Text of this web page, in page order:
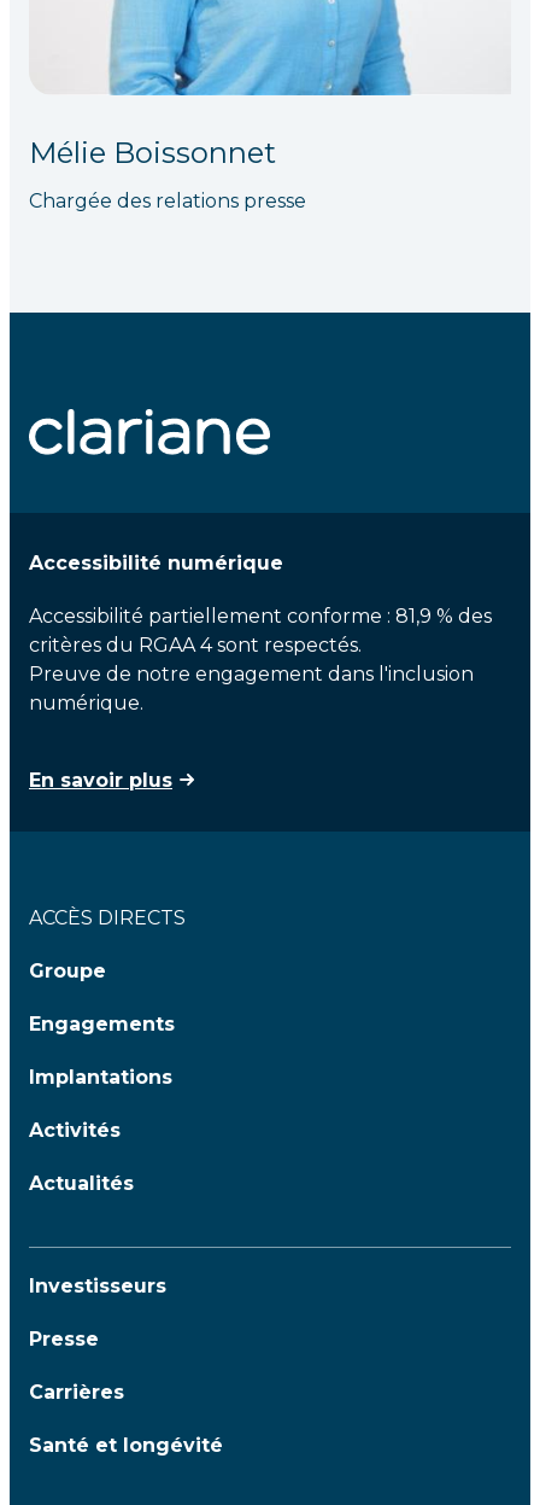
Mélie Boissonnet
Chargée des relations presse
Accessibilité numérique
Accessibilité partiellement conforme : 81,9 % des
critères du RGAA 4 sont respectés.
Preuve de notre engagement dans l'inclusion
numérique.
En savoir plus
ACCÈS DIRECTS
Groupe
Engagements
Implantations
Activités
Actualités
Investisseurs
Presse
Carrières
Santé et longévité